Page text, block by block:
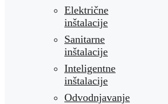
Električne
inštalacije
Sanitarne
inštalacije
Inteligentne
inštalacije
Odvodnjavanje